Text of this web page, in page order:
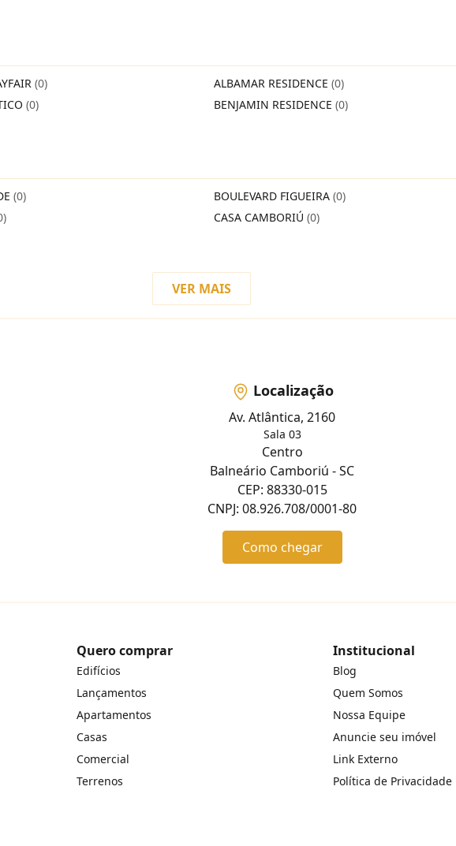
(0) ALBAMAR RESIDENCE (0)
(0) BENJAMIN RESIDENCE (0)
(0) BOULEVARD FIGUEIRA (0)
CASA CAMBORIÚ (0)
VER MAIS
Localização
Av. Atlântica, 2160
Sala 03
Centro
Balneário Camboriú - SC
CEP: 88330-015
CNPJ: 08.926.708/0001-80
Como chegar
Quero comprar
Edifícios
Lançamentos
Apartamentos
Casas
Comercial
Terrenos
Institucional
Blog
Quem Somos
Nossa Equipe
Anuncie seu imóvel
Link Externo
Política de Privacidade